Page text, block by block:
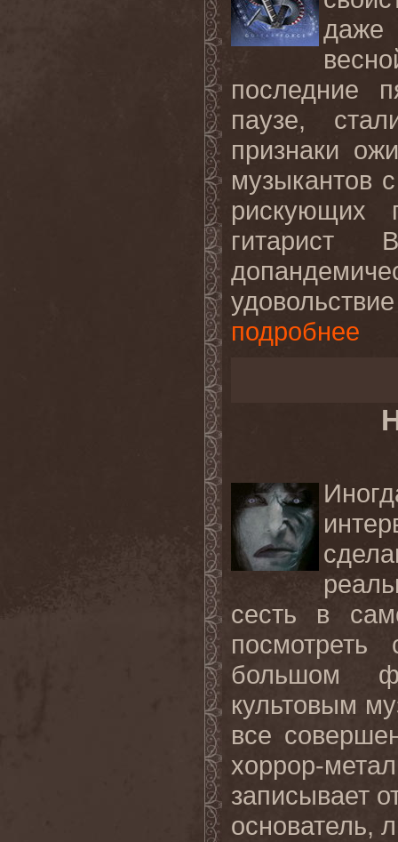
даже
последние
паузе,
признаки
музыкантов
рискующих
гитарист
подробнее
сесть в
большом
культовым
все
хоррор-
записывает
основатель,